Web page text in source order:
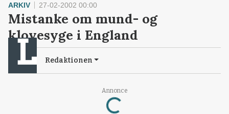
Annonce
Loading...
ARKIV 27-02-2002 00:00
Mistanke om mund- og
klovesyge i England
Redaktionen